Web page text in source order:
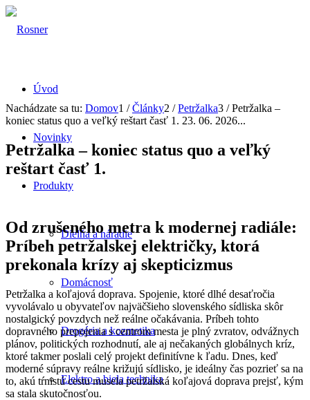
Úvod
Novinky
Produkty
Dielňa a náradie
Domácnosť
Drogéria a kozmetika
Elektro a biela technika
Nachádzate sa tu: Domov1 / Články2 / Petržalka3 / Petržalka –
koniec status quo a veľký reštart časť 1. 23. 06. 2026...
Petržalka – koniec status quo a veľký
reštart časť 1.
Od zrušeného metra k modernej radiále:
Príbeh petržalskej električky, ktorá
prekonala krízy aj skepticizmus
Petržalka a koľajová doprava. Spojenie, ktoré dlhé desaťročia
vyvolávalo u obyvateľov najväčšieho slovenského sídliska skôr
nostalgický povzdych než reálne očakávania. Príbeh tohto
dopravného prepojenia s centrom mesta je plný zvratov, odvážnych
plánov, politických rozhodnutí, ale aj nečakaných globálnych kríz,
ktoré takmer poslali celý projekt definitívne k ľadu. Dnes, keď
moderné súpravy reálne križujú sídlisko, je ideálny čas pozrieť sa na
to, akú tŕnistú cestu musela petržalská koľajová doprava prejsť, kým
sa stala skutočnosťou.